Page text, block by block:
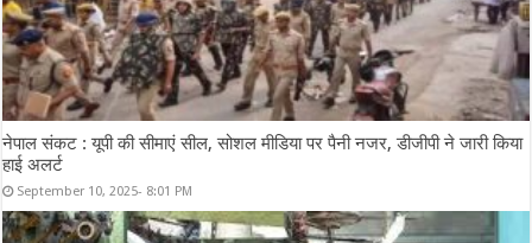
नेपाल संकट : यूपी की सीमाएं सील, सोशल मीडिया पर पैनी नजर, डीजीपी ने जारी किया
हाई अलर्ट
September 10, 2025- 8:01 PM